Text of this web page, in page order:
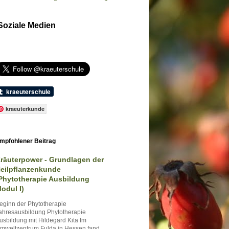
Medien
kraeuterkunde
Beitrag
- Grundlagen der
Ausbildung
I)
der Phytotherapie
Phytotherapie
mit Hildegard Kita Im